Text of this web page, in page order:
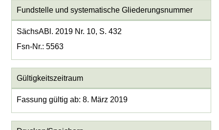
Fundstelle und systematische Gliederungsnummer
SächsABl. 2019 Nr. 10, S. 432
Fsn-Nr.: 5563
Gültigkeitszeitraum
Fassung gültig ab: 8. März 2019